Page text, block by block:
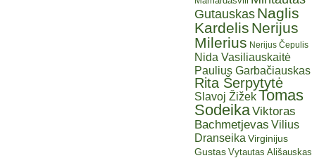
Gutauskas Naglis
Kardelis Nerijus
Milerius Nerijus Čepulis
Nida Vasiliauskaitė
Paulius Garbačiauskas
Rita Šerpytytė
Slavoj ŽižekTomas
SodeikaViktoras
Bachmetjevas Vilius
Dranseika Virginijus
Gustas Vytautas Ališauskas